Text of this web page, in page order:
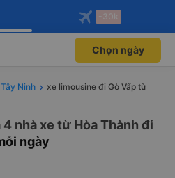
ngay!
thành viên độc
Mở app
đặt vé máy bay qua
Mở app
-30k
Chọn ngày
Ninh
xe limousine đi Gò Vấp từ
nhà xe từ Hòa Thành đi
ngày